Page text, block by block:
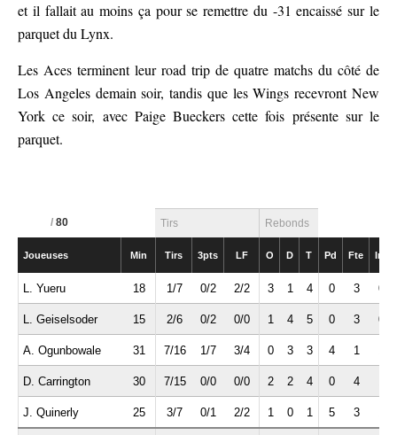
et il fallait au moins ça pour se remettre du -31 encaissé sur le
parquet du Lynx.
Les Aces terminent leur road trip de quatre matchs du côté de
Los Angeles demain soir, tandis que les Wings recevront New
York ce soir, avec Paige Bueckers cette fois présente sur le
parquet.
/ 80 Tirs Rebonds
Joueuses Min Tirs 3pts LF O D T Pd Fte Int
L. Yueru 18 1/7 0/2 2/2 3 1 4 0 3 0
L. Geiselsoder 15 2/6 0/2 0/0 1 4 5 0 3 0
A. Ogunbowale 31 7/16 1/7 3/4 0 3 3 4 1
D. Carrington 30 7/15 0/0 0/0 2 2 4 0 4
J. Quinerly 25 3/7 0/1 2/2 1 0 1 5 3